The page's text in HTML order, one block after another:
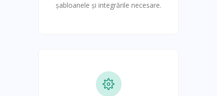
șabloanele și integrările necesare.